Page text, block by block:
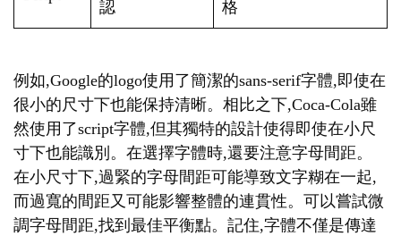
認
格
例如,Google的logo使用了簡潔的sans-serif字體,即使在
很小的尺寸下也能保持清晰。相比之下,Coca-Cola雖
然使用了script字體,但其獨特的設計使得即使在小尺
寸下也能識別。在選擇字體時,還要注意字母間距。
在小尺寸下,過緊的字母間距可能導致文字糊在一起,
而過寬的間距又可能影響整體的連貫性。可以嘗試微
調字母間距,找到最佳平衡點。記住,字體不僅是傳達